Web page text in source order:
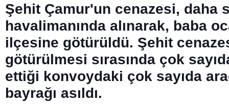
Şehit Çamur'un cenazesi, daha
havalimanında alınarak, baba
ilçesine götürüldü. Şehit
götürülmesi sırasında çok
ettiği konvoydaki çok sayıda
bayrağı asıldı.